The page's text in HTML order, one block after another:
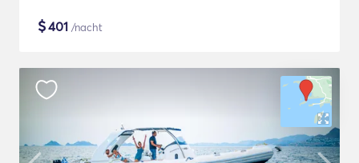
$401 /nacht